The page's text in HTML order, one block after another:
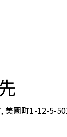
美園町1-12-5-